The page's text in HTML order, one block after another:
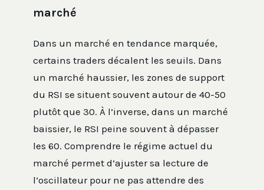
marché
Dans un marché en tendance marquée,
certains traders décalent les seuils. Dans
un marché haussier, les zones de support
du RSI se situent souvent autour de 40-50
plutôt que 30. À l’inverse, dans un marché
baissier, le RSI peine souvent à dépasser
les 60. Comprendre le régime actuel du
marché permet d’ajuster sa lecture de
l’oscillateur pour ne pas attendre des